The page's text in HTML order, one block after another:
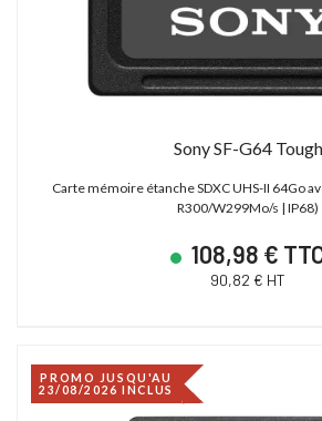
Sony SF-G64 Tough
Carte mémoire étanche SDXC UHS-II 64Go
R300/W299Mo/s | IP68)
108,98 €
90,82 € HT
PROMO JUSQU'AU
23/08/2026 INCLUS